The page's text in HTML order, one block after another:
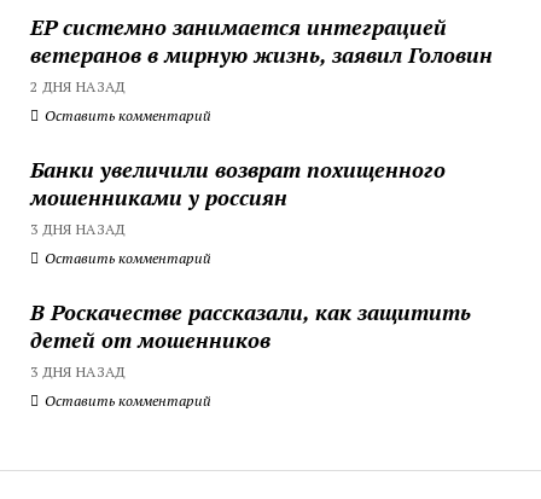
ЕР системно занимается интеграцией
ветеранов в мирную жизнь, заявил Головин
2 ДНЯ НАЗАД
Оставить комментарий
Банки увеличили возврат похищенного
мошенниками у россиян
3 ДНЯ НАЗАД
Оставить комментарий
В Роскачестве рассказали, как защитить
детей от мошенников
3 ДНЯ НАЗАД
Оставить комментарий